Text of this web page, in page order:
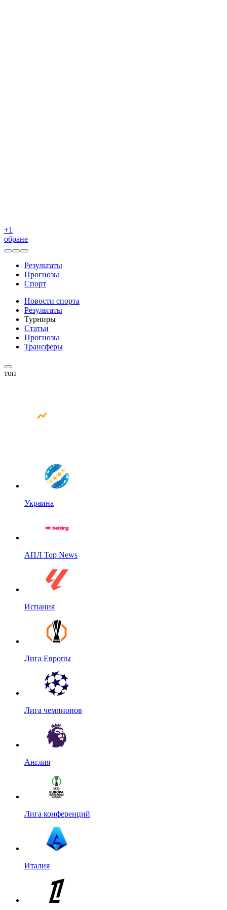
+1
обране
Результаты
Прогнозы
Спорт
Новости спорта
Результаты
Турниры
Статьи
Прогнозы
Трансферы
топ
Украина
АПЛ Top News
Испания
Лига Европы
Лига чемпионов
Англия
Лига конференций
Италия